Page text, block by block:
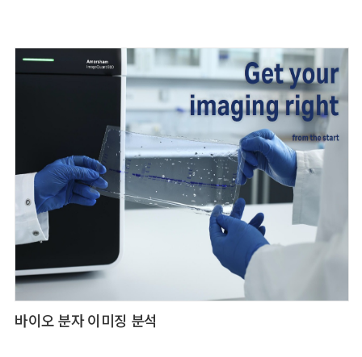
바이오 분자 이미징 분석